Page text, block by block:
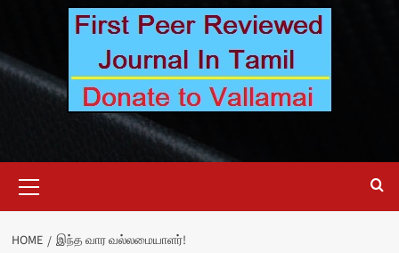
Menu
HOME இந்த வார வல்லமையாளர்!